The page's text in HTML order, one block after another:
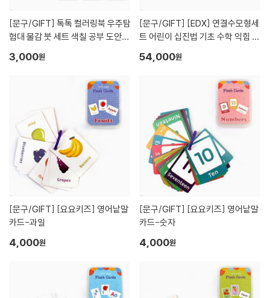
[문구/GIFT]
험대 물감 붓 세트 색칠 공부 도안
트 취미 선물 수채화 그림 그리기
3,000원
[문구/GIFT]
트 어린이 십진법 기초 수학 익힘 도
54,000원
[문구/GIFT]
카드-과일
4,000원
[문구/GIFT]
카드-숫자
4,000원